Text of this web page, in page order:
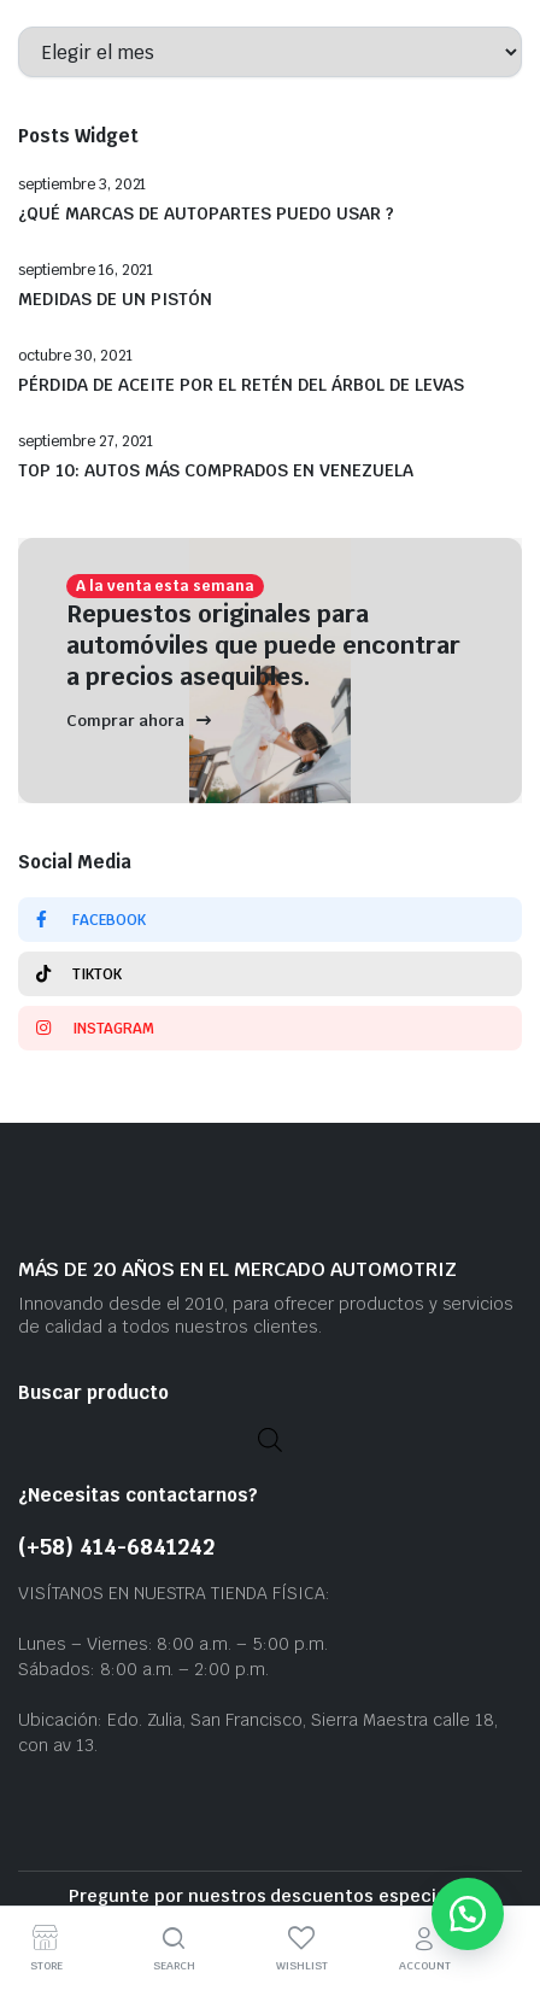
Posts Widget
septiembre 3, 2021
¿QUÉ MARCAS DE AUTOPARTES PUEDO USAR ?
septiembre 16, 2021
MEDIDAS DE UN PISTÓN
octubre 30, 2021
PÉRDIDA DE ACEITE POR EL RETÉN DEL ÁRBOL DE LEVAS
septiembre 27, 2021
TOP 10: AUTOS MÁS COMPRADOS EN VENEZUELA
A la venta esta semana
Repuestos originales para
automóviles que puede encontrar
a precios asequibles.
Comprar ahora
Social Media
FACEBOOK
TIKTOK
INSTAGRAM
MÁS DE 20 AÑOS EN EL MERCADO AUTOMOTRIZ
Innovando desde el 2010, para ofrecer productos y servicios
de calidad a todos nuestros clientes.
Buscar producto
¿Necesitas contactarnos?
(+58) 414-6841242
VISÍTANOS EN NUESTRA TIENDA FÍSICA:
Lunes – Viernes: 8:00 a.m. – 5:00 p.m.
Sábados: 8:00 a.m. – 2:00 p.m.
Ubicación: Edo. Zulia, San Francisco, Sierra Maestra calle 18,
con av 13.
Pregunte por nuestros descuentos especiales
Entrega gratuita cerca de la zona
STORE SEARCH WISHLIST ACCOUNT